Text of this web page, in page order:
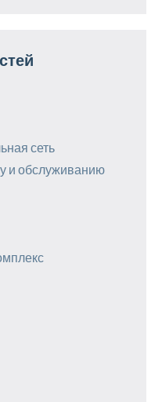
сеть
и обслуживанию